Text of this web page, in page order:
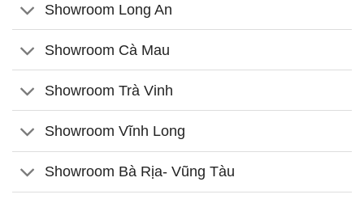
Showroom Long An
Showroom Cà Mau
Showroom Trà Vinh
Showroom Vĩnh Long
Showroom Bà Rịa- Vũng Tàu